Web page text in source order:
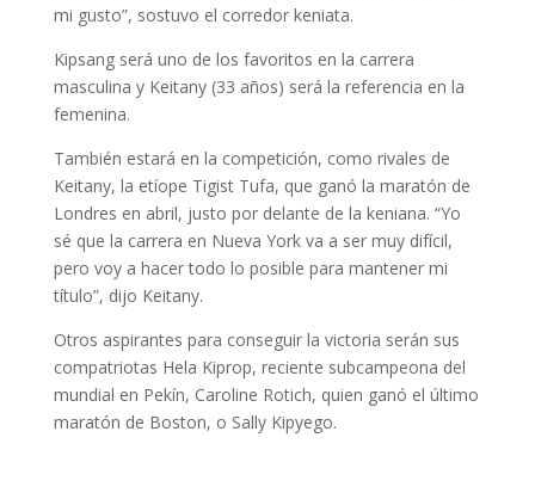
mi gusto”, sostuvo el corredor keniata.
Kipsang será uno de los favoritos en la carrera
masculina y Keitany (33 años) será la referencia en la
femenina.
También estará en la competición, como rivales de
Keitany, la etíope Tigist Tufa, que ganó la maratón de
Londres en abril, justo por delante de la keniana. “Yo
sé que la carrera en Nueva York va a ser muy difícil,
pero voy a hacer todo lo posible para mantener mi
título”, dijo Keitany.
Otros aspirantes para conseguir la victoria serán sus
compatriotas Hela Kiprop, reciente subcampeona del
mundial en Pekín, Caroline Rotich, quien ganó el último
maratón de Boston, o Sally Kipyego.